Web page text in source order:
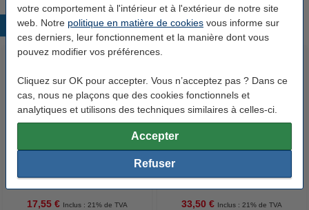
votre comportement à l'intérieur et à l'extérieur de notre site
web. Notre politique en matière de cookies vous informe sur
ces derniers, leur fonctionnement et la manière dont vous
pouvez modifier vos préférences.
Cliquez sur OK pour accepter. Vous n’acceptez pas ? Dans ce
cas, nous ne plaçons que des cookies fonctionnels et
analytiques et utilisons des techniques similaires à celles-ci.
Accepter
Refuser
Produits populaires
17,55 € Inclus : 21% de TVA 33,50 € Inclus : 21% de TVA